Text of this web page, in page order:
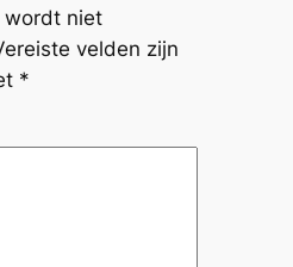
wordt niet
velden zijn
*